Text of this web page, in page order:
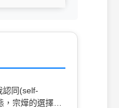
認同(self-
宗燁的選擇常